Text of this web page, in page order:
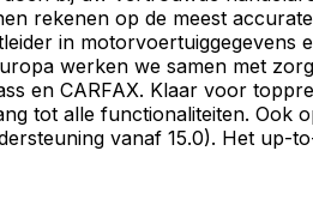
rekenen op de meest
in motorvoertuiggegevens
werken we samen met
en CARFAX. Klaar voor
tot alle functionaliteiten. Ook
vanaf 15.0). Het up-